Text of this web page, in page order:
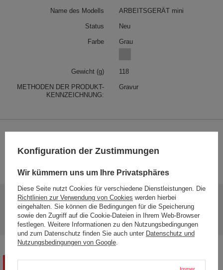
Name des Modells ARBEITSGERÄT mini
Status Neu
Farbe Grau
Gewicht (g) 118
METHODEN DER PRODUKT-
KENNZEICHNUNG:
Gravur
Garantie 24 Monate ab Kaufdatum. Für den Anspruch ist ein Kaufnachweis
Brauchen Sie Hilfe? Haben Sie Fragen?
Stellen Sie eine Frage, und wir werden
umgehend antworten und die interessantesten
Fragen und Antworten für andere veröffentlichen.
Stelle eine Frage
Konfiguration der Zustimmungen
Wir kümmern uns um Ihre Privatsphäres
Diese Seite nutzt Cookies für verschiedene Dienstleistungen. Die
Richtlinien zur Verwendung von Cookies werden hierbei
eingehalten. Sie können die Bedingungen für die Speicherung
sowie den Zugriff auf die Cookie-Dateien in Ihrem Web-Browser
festlegen. Weitere Informationen zu den Nutzungsbedingungen
und zum Datenschutz finden Sie auch unter Datenschutz und
Nutzungsbedingungen von Google